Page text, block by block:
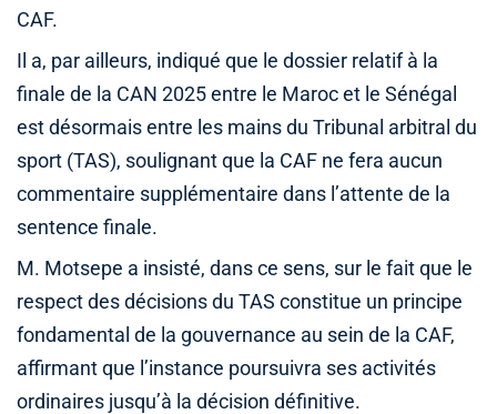
CAF.
Il a, par ailleurs, indiqué que le dossier relatif à la
finale de la CAN 2025 entre le Maroc et le Sénégal
est désormais entre les mains du Tribunal arbitral du
sport (TAS), soulignant que la CAF ne fera aucun
commentaire supplémentaire dans l’attente de la
sentence finale.
M. Motsepe a insisté, dans ce sens, sur le fait que le
respect des décisions du TAS constitue un principe
fondamental de la gouvernance au sein de la CAF,
affirmant que l’instance poursuivra ses activités
ordinaires jusqu’à la décision définitive.